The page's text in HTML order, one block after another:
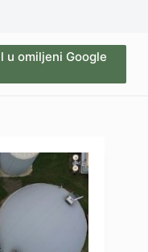
u omiljeni Google